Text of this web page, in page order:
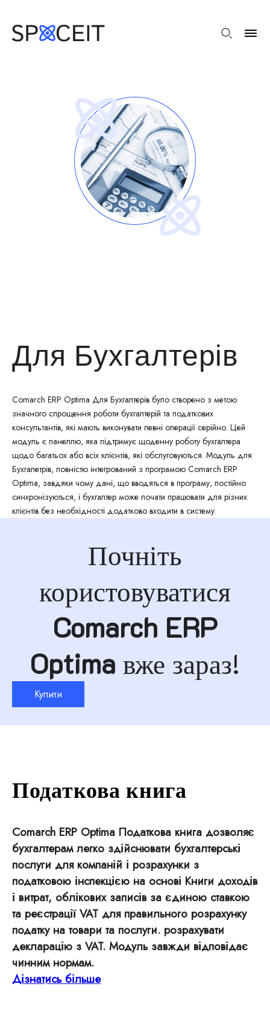
Для Бухгалтерів
Comarch ERP Optima Для Бухгалтерів було створено з метою
значного спрощення роботи бухгалтерій та податкових
консультантів, які мають виконувати певні операції серійно. Цей
модуль є панеллю, яка підтримує щоденну роботу бухгалтера
щодо багатьох або всіх клієнтів, які обслуговуються. Модуль для
Бухгалетрів, повністю інтегрований з програмою Comarch ERP
Optima, завдяки чому дані, що вводяться в програму, постійно
синхронізуються, і бухгалтер може почати працювати для різних
клієнтів без необхідності додатково входити в систему.
Почніть
користовуватися
Comarch ERP
Optima вже зараз!
Купити
Податкова книга
Comarch ERP Optima Податкова книга дозволяє
бухгалтерам легко здійснювати бухгалтерські
послуги для компаній і розрахунки з
податковою інспекцією на основі Книги доходів
і витрат, облікових записів за єдиною ставкою
та реєстрації VAT для правильного розрахунку
податку на товари та послуги. розрахувати
декларацію з VAT. Модуль завжди відповідає
чинним нормам.
Дізнатись більше